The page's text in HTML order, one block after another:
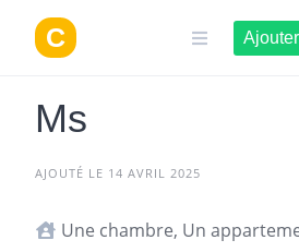
contenu
Ms
AJOUTÉ LE 14 AVRIL 2025
Une chambre, Un